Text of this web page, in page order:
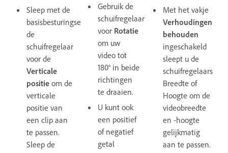
Sleep met de
basisbesturingselementen
de
schuifregelaar
voor de
Verticale
positie om de
verticale
positie van
een clip aan
te passen.
Sleep de
Gebruik de
schuifregelaar
voor Rotatie
om uw
video tot
180° in beide
richtingen
te draaien.
U kunt ook
een positief
of negatief
getal
Met het vakje
Verhoudingen
behouden
ingeschakeld
sleept u de
schuifregelaars
Breedte of
Hoogte om de
videobreedte
en -hoogte
gelijkmatig
aan te passen.